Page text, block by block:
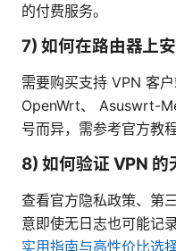
的付费服务。
7) 如何在路由器上安
需要购买支持 VPN 客
OpenWrt、 Asuswrt-
号而异，需参考官方教程
8) 如何验证 VPN 的
查看官方隐私政策、第
意即使无日志也可能记
实用指南与高性价比选